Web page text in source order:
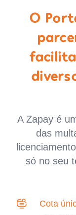
O
A Zapay é
das
só no seu
Cota